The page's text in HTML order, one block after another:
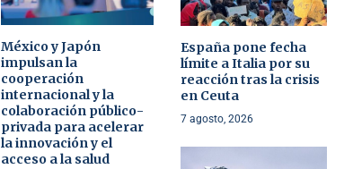
México y Japón
impulsan la
cooperación
internacional y la
colaboración público-
privada para acelerar
la innovación y el
acceso a la salud
España pone fecha
límite a Italia por su
reacción tras la crisis
en Ceuta
7 agosto, 2026